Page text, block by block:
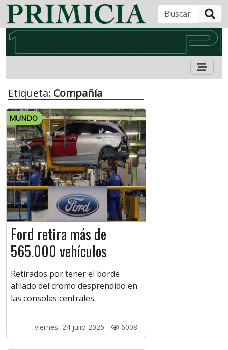
Etiqueta: Compañía
MUNDO
Ford retira más de
565.000 vehículos
Retirados por tener el borde
afilado del cromo desprendido en
las consolas centrales.
viernes, 24 julio 2026 - 6008